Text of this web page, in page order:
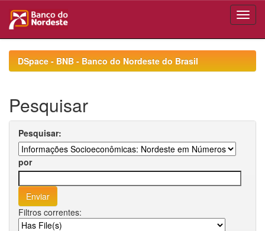
navigationDSpace - BNB - Banco do Nordeste do Brasil
Pesquisar
Pesquisar:
por
Filtros correntes: